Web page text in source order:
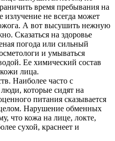
время пребывания на
излучение не всегда может
А вот высушить нежную
Сказаться на здоровье
погода или сильный
и умываться
Ее химический состав
лица.
Наиболее часто с
которые сидят на
питания сказывается
Нарушение обменных
что кожа на лице, локте,
сухой, краснеет и